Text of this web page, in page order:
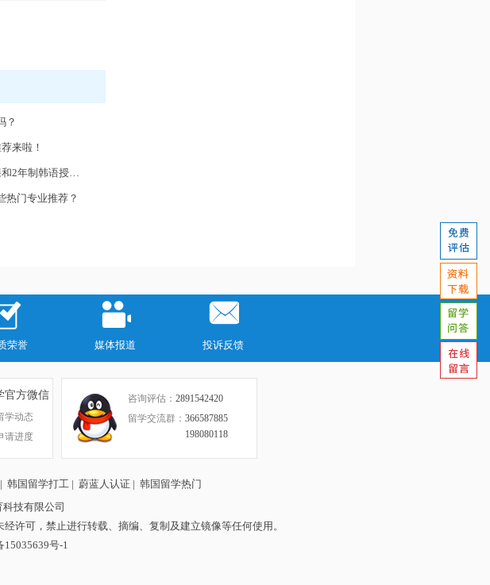
？
来啦！
授课，哪个更好？
热门专业推荐？
荣誉 媒体报道 投诉反馈
官方微信
学动态
请进度
咨询评估： 2891542420
留学交流群： 366587885
198080118
| 韩国留学打工 | 蔚蓝人认证 | 韩国留学热门
技有限公司
许可，禁止进行转载、摘编、复制及建立镜像等任何使用。
15035639号-1